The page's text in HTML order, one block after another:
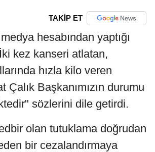
TAKİP ET
hesabından yaptığı
kez kanseri atlatan,
hızla kilo veren
Çalık Başkanımızın durumu
sözlerini dile getirdi.
olan tutuklama doğrudan
bir cezalandırmaya